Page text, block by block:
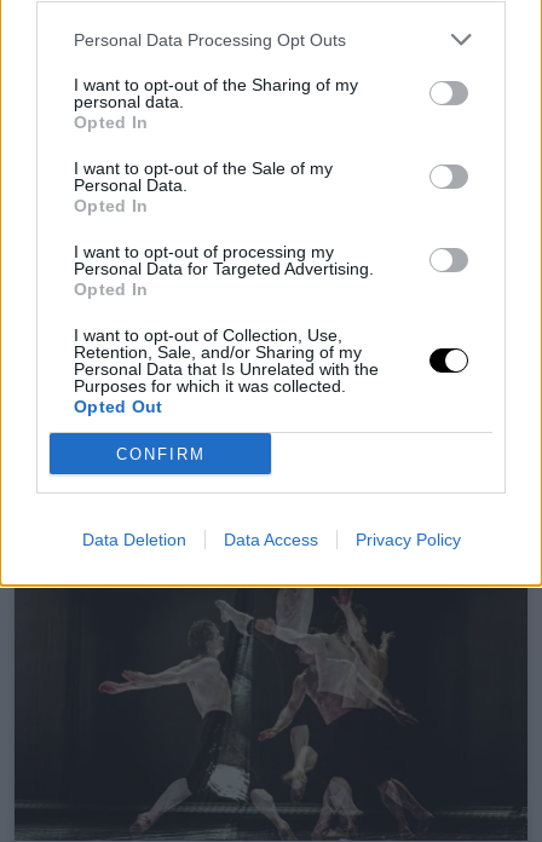
Personal Data Processing Opt Outs
I want to opt-out of the Sharing of my
personal data.
Opted In
I want to opt-out of the Sale of my
Personal Data.
Opted In
I want to opt-out of processing my
Personal Data for Targeted Advertising.
Opted In
I want to opt-out of Collection, Use,
Retention, Sale, and/or Sharing of my
Personal Data that Is Unrelated with the
Purposes for which it was collected.
Opted Out
CONFIRM
Data Deletion Data Access Privacy Policy
megállapodást jelentett be cannes-i filmkínálatáról.
Paweł Pawlikowski *Fatherland* című filmjét számos
országba eladták, köztük Skandináviába (Nonstop
Entertainment), Görögországba (Spentzos Film),
Japánba (GAGA), Dél-Koreába (Challan),…
29 jún, 2026 ByRooby
Neural Hírek